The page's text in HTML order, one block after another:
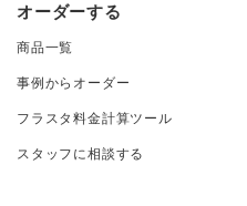
オーダーする
商品一覧
事例からオーダー
フラスタ料金計算ツール
スタッフに相談する